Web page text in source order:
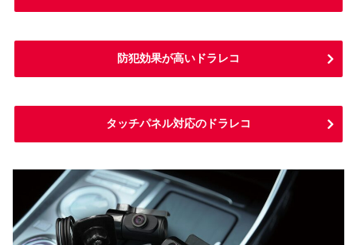
防犯効果が高いドラレコ
タッチパネル対応のドラレコ